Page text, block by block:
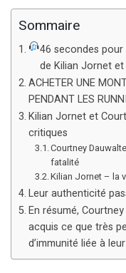
Sommaire
46 secondes
de Kilian Jornet
ACHETER UNE
PENDANT LES
Kilian Jornet et
critiques
Courtney
fatalité
Kilian Jornet – la
Leur authenticité
En résumé,
acquis ce que très
d’immunité liée à